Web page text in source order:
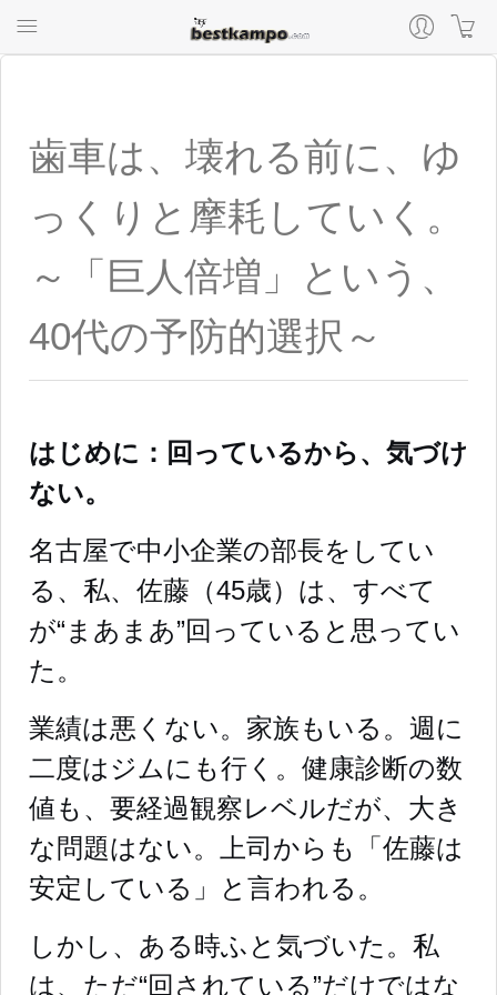
歯車は、壊れる前に、ゆ
っくりと摩耗していく。
～「巨人倍増」という、
40代の予防的選択～
はじめに：回っているから、気づけ
ない。
名古屋で中小企業の部長をしてい
る、私、佐藤（45歳）は、すべて
が“まあまあ”回っていると思ってい
た。
業績は悪くない。家族もいる。週に
二度はジムにも行く。健康診断の数
値も、要経過観察レベルだが、大き
な問題はない。上司からも「佐藤は
安定している」と言われる。
しかし、ある時ふと気づいた。私
は、ただ“回されている”だけではな